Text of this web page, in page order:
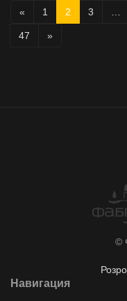
« 1 2 3
47 »
©
Навигация